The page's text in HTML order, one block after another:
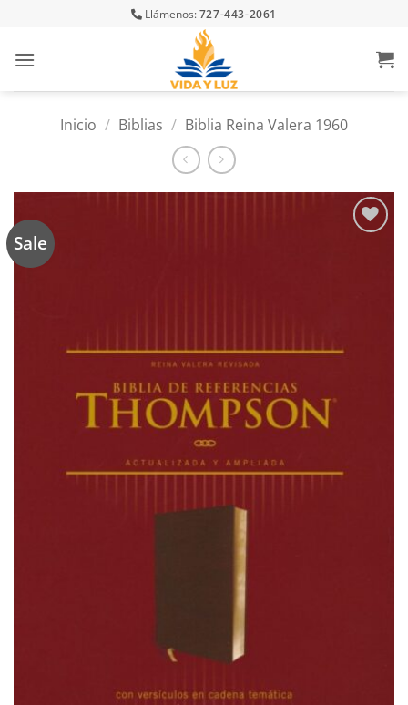
content
Llámenos:727-443-2061
Inicio / Biblias / Biblia Reina Valera 1960
Sale